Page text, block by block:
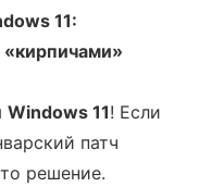
11:
«кирпичами»
Windows 11! Если
патч
решение.